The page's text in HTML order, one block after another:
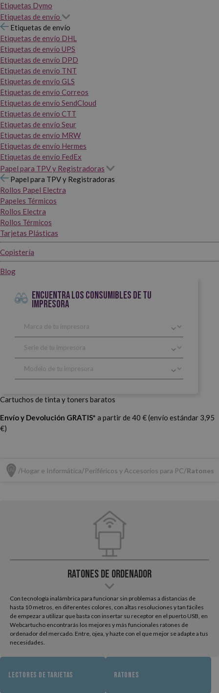
Etiquetas Dymo
Etiquetas de envío
Etiquetas de envío
Etiquetas de envío DHL
Etiquetas de envío UPS
Etiquetas de envío DPD
Etiquetas de envío TNT
Etiquetas de envío GLS
Etiquetas de envío Correos
Etiquetas de envío SendCloud
Etiquetas de envío CTT
Etiquetas de envío Seur
Etiquetas de envío MRW
Etiquetas de envío Hermes
Etiquetas de envío FedEx
Papel para TPV y Registradoras
Papel para TPV y Registradoras
Rollos Papel Electra
Papeles Térmicos
Rollos Electra
Rollos Térmicos
Tarjetas Plásticas
Copistería
Blog
ENCUENTRA LOS CONSUMIBLES DE TU
IMPRESORA
Cartuchos de tinta y toners baratos
Envío y Devolución GRATIS* a partir de 40 € (envío estándar 3,95
€)
Hogar e Informática Periféricos y Accesorios para PC Ratones
Ratones de ordenador
Con tecnología inalámbrica para funcionar sin problemas a distancias de
hasta 10 metros, en diferentes colores, con altas resoluciones y tan fáciles
de empezar a utilizar que basta con insertar su receptor en el puerto USB, en
Webcartucho encontrarás los mejores y más funcionales ratones de
ordenador del mercado. Entre, ojea, y hazte con el que mejor se adapte a tus
necesidades.
LECTORES DE TARJETAS RATONES